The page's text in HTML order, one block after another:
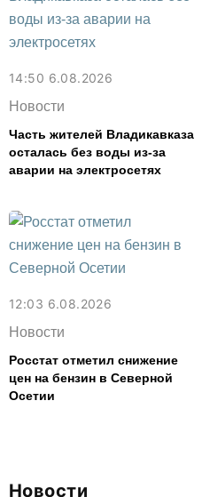
Новости
14:50 6.08.2026
Новости
Часть жителей Владикавказа
осталась без воды из-за
аварии на электросетях
12:03 6.08.2026
Новости
Росстат отметил снижение
цен на бензин в Северной
Осетии